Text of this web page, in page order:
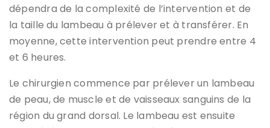
dépendra de la complexité de l’intervention et de
la taille du lambeau à prélever et à transférer. En
moyenne, cette intervention peut prendre entre 4
et 6 heures.
Le chirurgien commence par prélever un lambeau
de peau, de muscle et de vaisseaux sanguins de la
région du grand dorsal. Le lambeau est ensuite